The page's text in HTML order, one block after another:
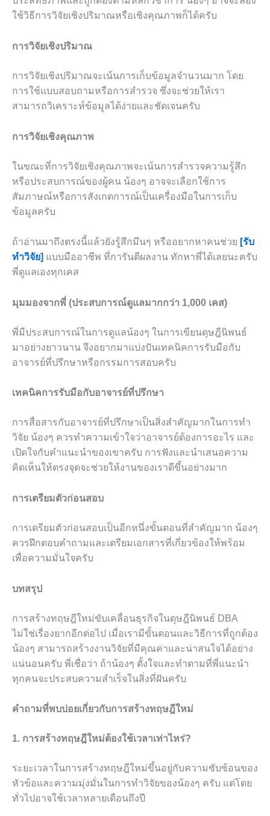
ใช้วิธีการวิจัยเชิงปริมาณหรือเชิงคุณภาพก็ได้ครับ
การวิจัยเชิงปริมาณ
การวิจัยเชิงปริมาณจะเน้นการเก็บข้อมูลจำนวนมาก โดย
การใช้แบบสอบถามหรือการสำรวจ ซึ่งจะช่วยให้เรา
สามารถวิเคราะห์ข้อมูลได้ง่ายและชัดเจนครับ
การวิจัยเชิงคุณภาพ
ในขณะที่การวิจัยเชิงคุณภาพจะเน้นการสำรวจความรู้สึก
หรือประสบการณ์ของผู้คน น้องๆ อาจจะเลือกใช้การ
สัมภาษณ์หรือการสังเกตการณ์เป็นเครื่องมือในการเก็บ
ข้อมูลครับ
ถ้าอ่านมาถึงตรงนี้แล้วยังรู้สึกมึนๆ หรืออยากหาคนช่วย [รับ
ทำวิจัย] แบบมืออาชีพ ที่การันตีผลงาน ทักหาพี่ได้เลยนะครับ
พี่ดูแลเองทุกเคส
มุมมองจากพี่ (ประสบการณ์ดูแลมากกว่า 1,000 เคส)
พี่มีประสบการณ์ในการดูแลน้องๆ ในการเขียนดุษฎีนิพนธ์
มาอย่างยาวนาน จึงอยากมาแบ่งปันเทคนิคการรับมือกับ
อาจารย์ที่ปรึกษาหรือกรรมการสอบครับ
เทคนิคการรับมือกับอาจารย์ที่ปรึกษา
การสื่อสารกับอาจารย์ที่ปรึกษาเป็นสิ่งสำคัญมากในการทำ
วิจัย น้องๆ ควรทำความเข้าใจว่าอาจารย์ต้องการอะไร และ
เปิดใจกับคำแนะนำของเขาครับ การฟังและนำเสนอความ
คิดเห็นให้ตรงจุดจะช่วยให้งานของเราดีขึ้นอย่างมาก
การเตรียมตัวก่อนสอบ
การเตรียมตัวก่อนสอบเป็นอีกหนึ่งขั้นตอนที่สำคัญมาก น้องๆ
ควรฝึกตอบคำถามและเตรียมเอกสารที่เกี่ยวข้องให้พร้อม
เพื่อความมั่นใจครับ
บทสรุป
การสร้างทฤษฎีใหม่ขับเคลื่อนธุรกิจในดุษฎีนิพนธ์ DBA
ไม่ใช่เรื่องยากอีกต่อไป เมื่อเรามีขั้นตอนและวิธีการที่ถูกต้อง
น้องๆ สามารถสร้างงานวิจัยที่มีคุณค่าและน่าสนใจได้อย่าง
แน่นอนครับ พี่เชื่อว่า ถ้าน้องๆ ตั้งใจและทำตามที่พี่แนะนำ
ทุกคนจะประสบความสำเร็จในสิ่งที่ฝันครับ
คำถามที่พบบ่อยเกี่ยวกับการสร้างทฤษฎีใหม่
1. การสร้างทฤษฎีใหม่ต้องใช้เวลาเท่าไหร่?
ระยะเวลาในการสร้างทฤษฎีใหม่ขึ้นอยู่กับความซับซ้อนของ
หัวข้อและความมุ่งมั่นในการทำวิจัยของน้องๆ ครับ แต่โดย
ทั่วไปอาจใช้เวลาหลายเดือนถึงปี